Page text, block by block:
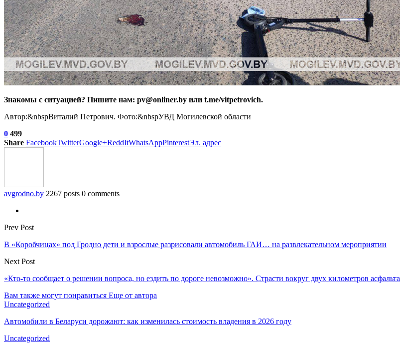
Знакомы с ситуацией? Пишите нам: pv@onliner.by или t.me/vitpetrovich.
Автор:&nbspВиталий Петрович. Фото:&nbspУВД Могилевской области
0 499
Share FacebookTwitterGoogle+ReddItWhatsAppPinterestЭл. адрес
avgrodno.by 2267 posts 0 comments
Prev Post
В «Коробчицах» под Гродно дети и взрослые разрисовали автомобиль ГАИ… на развлекательном мероприятии
Next Post
«Кто-то сообщает о решении вопроса, но ездить по дороге невозможно». Страсти вокруг двух километров асфальта
Вам также могут понравиться Еще от автора
Uncategorized
Автомобили в Беларуси дорожают: как изменилась стоимость владения в 2026 году
Uncategorized